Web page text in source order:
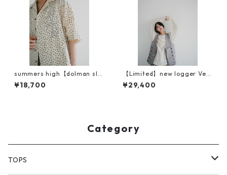
summers high【dolman sle
eve Survive shirt】
¥18,700
【Limited】new logger Vest
（ニューロガーベスト）
¥29,400
Category
TOPS